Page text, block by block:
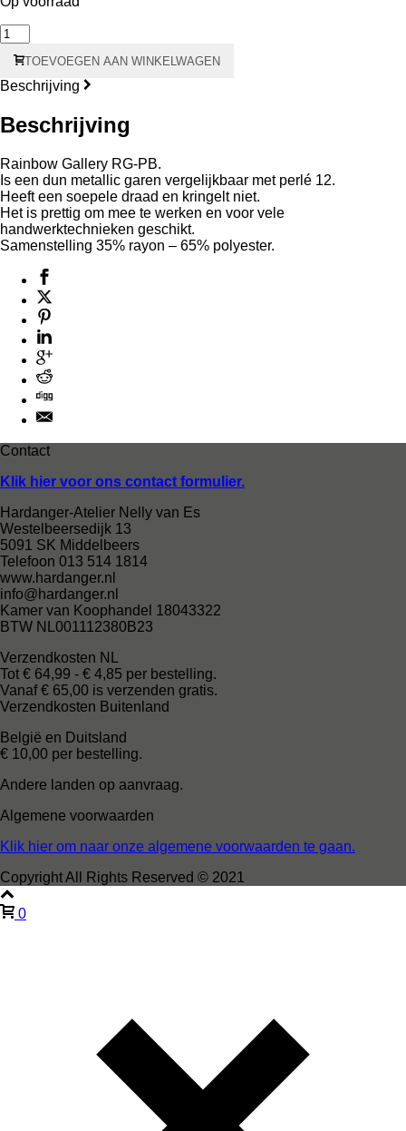
PB14
Petite
Treasure
Braid
aantal
TOEVOEGEN AAN WINKELWAGEN
Beschrijving
Beschrijving
Rainbow Gallery RG-PB.
Is een dun metallic garen vergelijkbaar met perlé 12.
Heeft een soepele draad en kringelt niet.
Het is prettig om mee te werken en voor vele
handwerktechnieken geschikt.
Samenstelling 35% rayon – 65% polyester.
Contact
Klik hier voor ons contact formulier.
Hardanger-Atelier Nelly van Es
Westelbeersedijk 13
5091 SK Middelbeers
Telefoon 013 514 1814
www.hardanger.nl
info@hardanger.nl
Kamer van Koophandel 18043322
BTW NL001112380B23
Verzendkosten NL
Tot € 64,99 - € 4,85 per bestelling.
Vanaf € 65,00 is verzenden gratis.
Verzendkosten Buitenland
België en Duitsland
€ 10,00 per bestelling.
Andere landen op aanvraag.
Algemene voorwaarden
Klik hier om naar onze algemene voorwaarden te gaan.
Copyright All Rights Reserved © 2021
0